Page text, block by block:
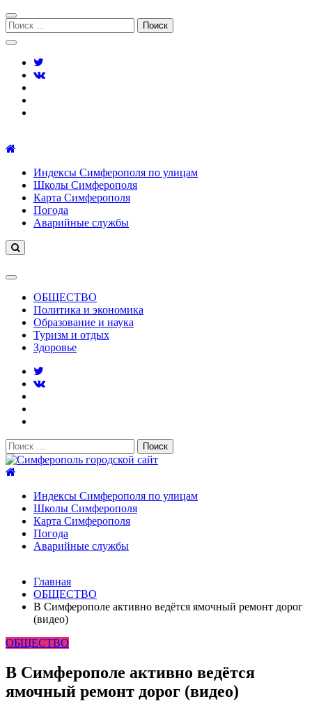
Перейти
к
навигации
Перейти
к
содержимому
Поиск:
Индексы Симферополя по улицам
Школы Симферополя
Карта Симферополя
Погода
Аварийные службы
ОБЩЕСТВО
Политика и экономика
Образование и наука
Туризм и отдых
Здоровье
Поиск:
Индексы Симферополя по улицам
Школы Симферополя
Карта Симферополя
Погода
Аварийные службы
После атаки БПЛА на поезд Москва–Симферополь в
Крыму эвакуировали всех пассажиро...08.06.2026
Услуги дератизации в Симферополе и Крыму — цены,
Правительство России выделит Крыму дополнительные
Более 25 тысяч «квадратов» преобразятся в ближайшее
время...26.02.2026
В Симферополе очищают реку Салгир: работы ведутся
Главная
ОБЩЕСТВО
В Симферополе активно ведётся ямочный ремонт дорог
(видео)
ОБЩЕСТВО
В Симферополе активно ведётся
ямочный ремонт дорог (видео)